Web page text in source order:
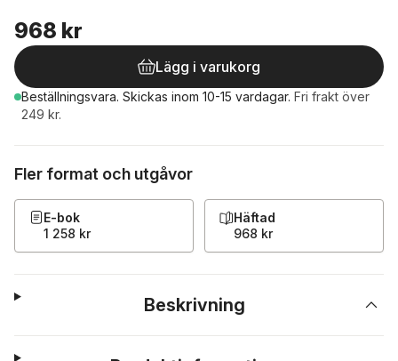
968 kr
Lägg i varukorg
Beställningsvara. Skickas inom 10-15 vardagar. Fri frakt över
249 kr.
Fler format och utgåvor
E-bok
1 258 kr
Häftad
968 kr
Beskrivning